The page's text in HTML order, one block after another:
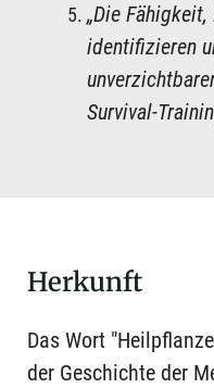
„Die
identifizieren
Survival-
Herkunft
Das Wort
der Geschichte der